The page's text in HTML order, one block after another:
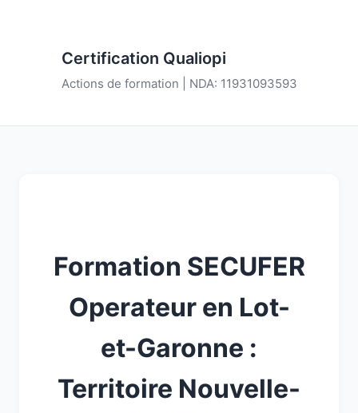
Certification Qualiopi
Actions de formation | NDA: 11931093593
Formation SECUFER
Operateur en Lot-
et-Garonne :
Territoire Nouvelle-